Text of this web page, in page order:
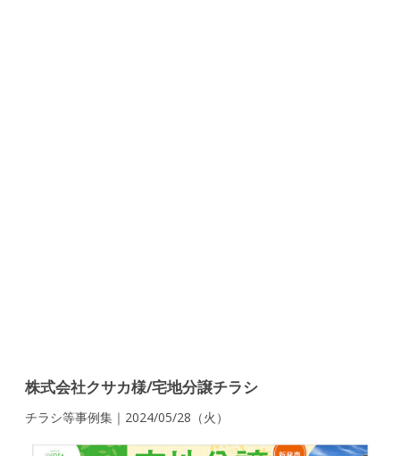
株式会社クサカ様/宅地分譲チラシ
チラシ等事例集｜2024/05/28（火）